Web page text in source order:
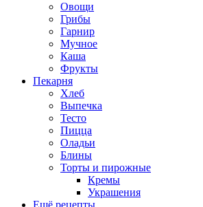
Овощи
Грибы
Гарнир
Мучное
Каша
Фрукты
Пекарня
Хлеб
Выпечка
Тесто
Пицца
Оладьи
Блины
Торты и пирожные
Кремы
Украшения
Ещё рецепты